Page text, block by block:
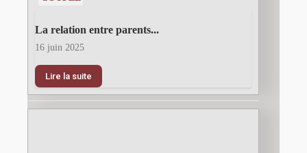
La relation entre parents...
16 juin 2025
Lire la suite